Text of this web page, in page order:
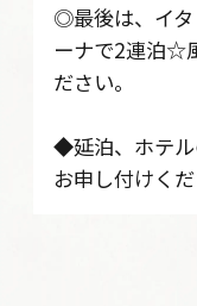
◎最後は、イタ
ーナで2連泊☆
ださい。
◆延泊、ホテル
お申し付けくだ